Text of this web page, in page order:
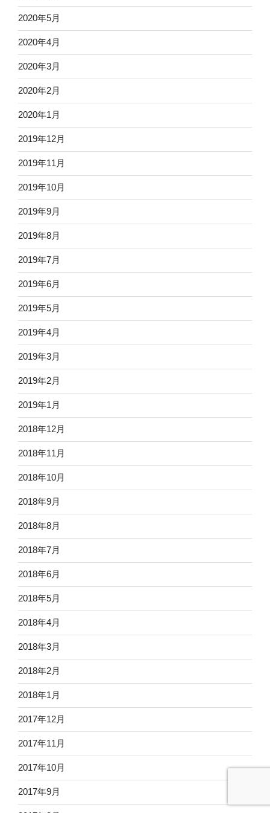
2020年5月
2020年4月
2020年3月
2020年2月
2020年1月
2019年12月
2019年11月
2019年10月
2019年9月
2019年8月
2019年7月
2019年6月
2019年5月
2019年4月
2019年3月
2019年2月
2019年1月
2018年12月
2018年11月
2018年10月
2018年9月
2018年8月
2018年7月
2018年6月
2018年5月
2018年4月
2018年3月
2018年2月
2018年1月
2017年12月
2017年11月
2017年10月
2017年9月